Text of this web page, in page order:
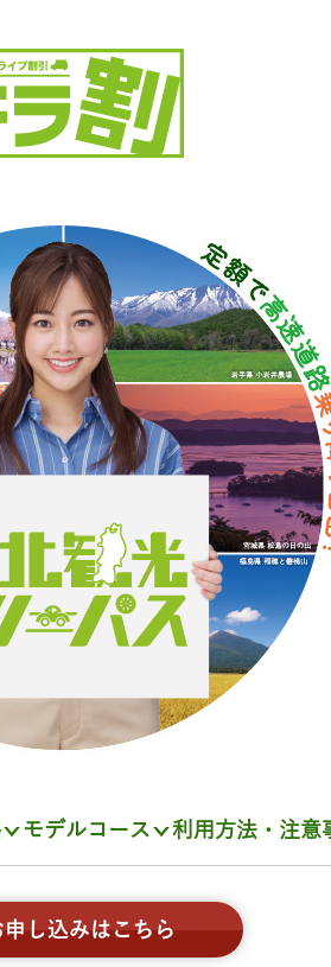
軽井沢・プリンスショッピン
信州めぐりフリーパス2026
モデルコース 利用方法・注意
申し込みはこちら